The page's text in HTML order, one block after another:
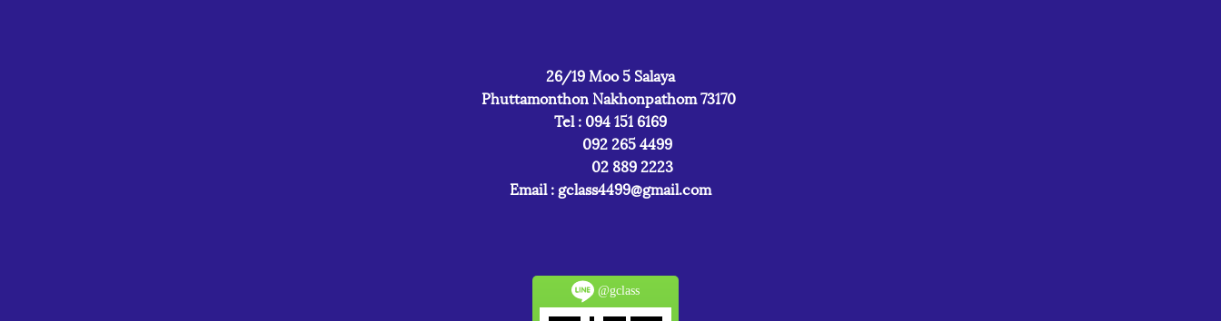
26/19 Moo 5 Salaya
Phuttamonthon Nakhonpathom 73170
Tel : 094 151 6169
092 265 4499
02 889 2223
Email : gclass4499@gmail.com
@gclass